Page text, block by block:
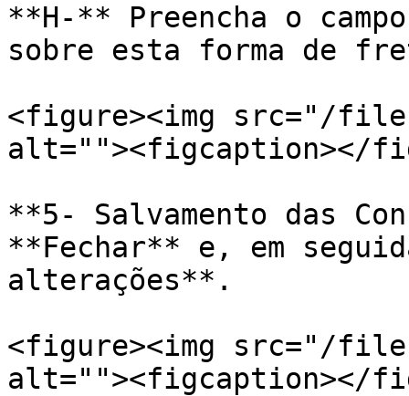
**H-** Preencha o
sobre esta forma de
<figure><img src="/
alt=""><figcaption></
**5- Salvamento das
**Fechar** e, em
alterações**.
<figure><img src="/files/
alt=""><figcaption></